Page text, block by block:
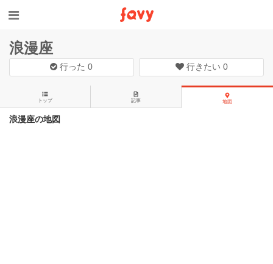
浪漫座
行った0 行きたい 0
トップ 記事 地図
浪漫座の地図